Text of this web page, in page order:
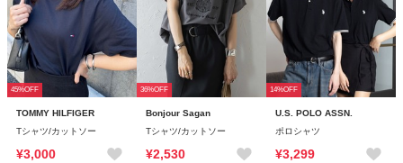
45%OFF
TOMMY HILFIGER
Tシャツ/カットソー
¥3,000
36%OFF
Bonjour Sagan
Tシャツ/カットソー
¥2,530
14%OFF
U.S. POLO ASSN.
ポロシャツ
¥3,299